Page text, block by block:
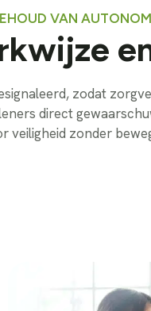
VAN
zodat
direct
zonder